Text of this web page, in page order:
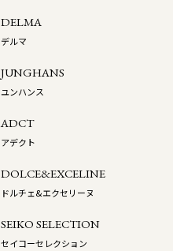
DELMA
デルマ
JUNGHANS
ユンハンス
ADCT
アデクト
DOLCE&EXCELINE
ドルチェ&エクセリーヌ
SEIKO SELECTION
セイコーセレクション